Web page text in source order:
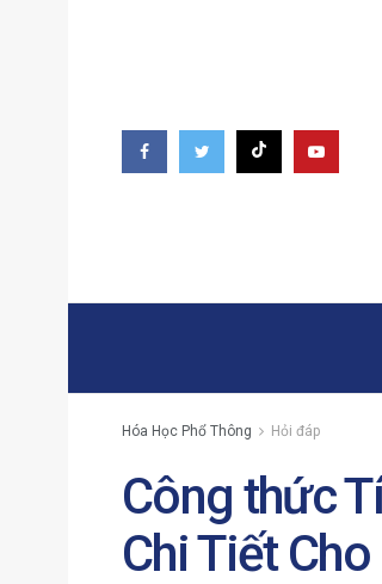
Hóa Học Phổ Thông Hỏi đáp
Công thức
Chi Tiết